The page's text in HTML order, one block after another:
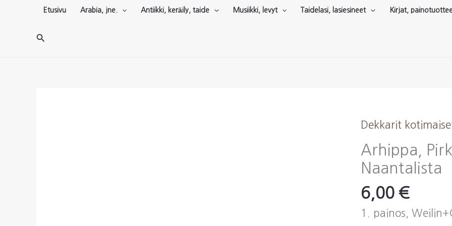
Etusivu Arabia, jne. Antiikki, keräily, taide Musiikki, levyt Taidelasi, lasiesineet Kirjat,
Hae
Dekkarit
Arhippa,
Naantalista
6,00 €
1. painos,